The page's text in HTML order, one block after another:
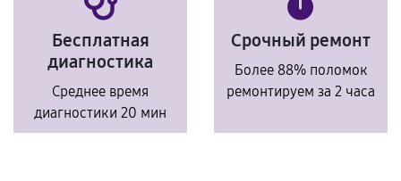
Бесплатная
диагностика
Среднее время
диагностики 20 мин
Срочный ремонт
Более 88% поломок
ремонтируем за 2 часа